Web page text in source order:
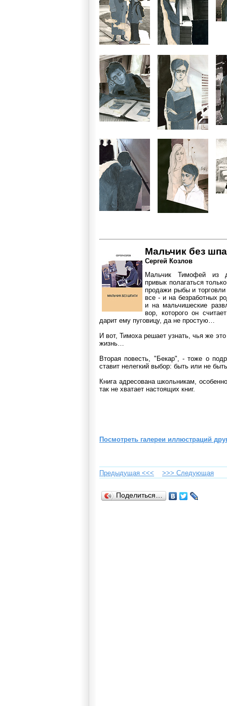
Мальчик без
Сергей Козлов
Мальчик Тимофей из
привык полагаться
продажи рыбы и
все - и на безработных
и на мальчишеские
вор, которого он
дарит ему пуговицу, да не простую…
И вот, Тимоха решает узнать, чья же
жизнь…
Вторая повесть, "Бекар", - тоже о
ставит нелегкий выбор: быть или не
Книга адресована школьникам,
так не хватает настоящих книг.
Посмотреть галереи иллюстраций
Предыдущая <<< >>> Cледующая
Поделиться…